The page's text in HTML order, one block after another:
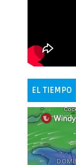
EL TIEMPO